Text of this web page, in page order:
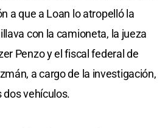
a que a Loan lo atropelló la
con la camioneta, la jueza
Penzo y el fiscal federal de
a cargo de la investigación,
dos vehículos.